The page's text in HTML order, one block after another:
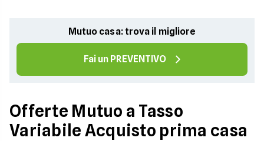
Mutuo casa: trova il migliore
Fai un PREVENTIVO
Offerte Mutuo a Tasso
Variabile Acquisto prima casa